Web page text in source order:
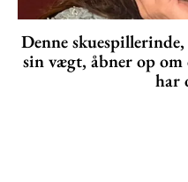
Denne
sin vægt, åbner op
har